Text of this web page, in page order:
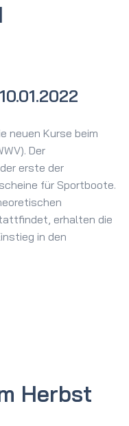
neuen Kurse beim
Der
erste der
für Sportboote.
erhalten die
in den
Herbst